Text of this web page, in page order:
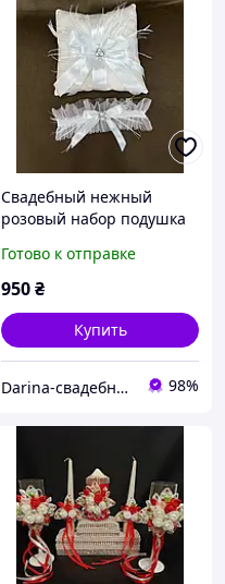
Свадебный нежный
розовый набор подушка
ногу.
Готово к отправке
950₴
Купить
Darina-свадебные аксессуары для невесты 98%